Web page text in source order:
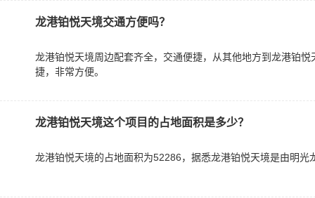
龙港铂悦天境交通方便吗？
龙港铂悦天境周边配套齐全，交通便捷，从其他地方到龙港铂
捷，非常方便。
龙港铂悦天境这个项目的占地面积是多少？
龙港铂悦天境的占地面积为52286，据悉龙港铂悦天境是由明光